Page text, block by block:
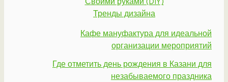
Тренды дизайна
Кафе мануфактура для идеальной
организации мероприятий
Где отметить день рождения в Казани для
незабываемого праздника